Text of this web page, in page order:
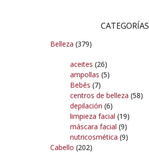
CATEGORÍAS
Belleza (379)
aceites (26)
ampollas (5)
Bebés (7)
centros de belleza (58)
depilación (6)
limpieza facial (19)
máscara facial (9)
nutricosmética (9)
Cabello (202)